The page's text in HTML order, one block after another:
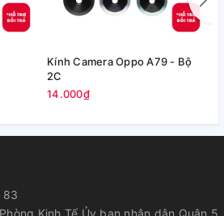
Kính Camera Oppo A79 - Bộ
2C
14.000₫
83
Kinh Tế Ủy ban nhân dân Quận 5